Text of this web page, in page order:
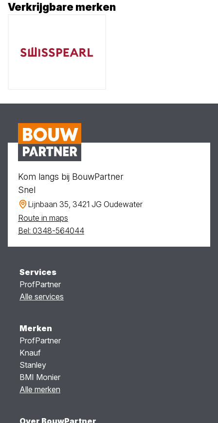
Verkrijgbare merken
Kom langs bij BouwPartner
Snel
Lijnbaan 35, 3421 JG Oudewater
Route in maps
Bel: 0348-564044
Services
ProfPartner
Alle services
Merken
ProfPartner
Knauf
Stanley
BMI Monier
Alle merken
Over BouwPartner